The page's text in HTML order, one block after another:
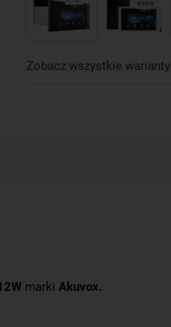
Zobacz wszystkie warianty
marki Akuvox.